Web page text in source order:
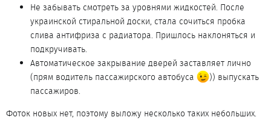
Не забывать смотреть за уровнями жидкостей. После
украинской стиральной доски, стала сочиться пробка
слива антифриза с радиатора. Пришлось наклоняться и
подкручивать.
Автоматическое закрывание дверей заставляет лично
(прям водитель пассажирского автобуса
)) выпускать
пассажиров.
Фоток новых нет, поэтому выложу несколько таких небольших.